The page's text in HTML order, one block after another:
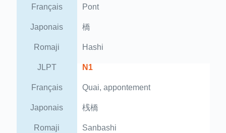
Français Pont
Japonais 橋
Romaji Hashi
JLPT N1
Français Quai, appontement
Japonais 桟橋
Romaji Sanbashi